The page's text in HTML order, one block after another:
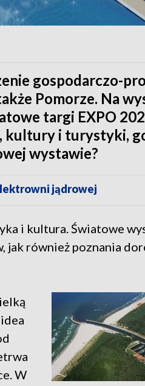
gospodarczo-
Pomorze. Na
targi EXPO
kultury i turystyki,
wystawie?
jądrowej
i kultura. Światowe
jak również poznania
W